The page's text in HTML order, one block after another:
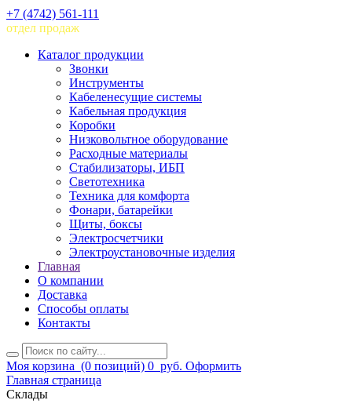
+7 (4742) 561-111
отдел продаж
Каталог продукции
Звонки
Инструменты
Кабеленесущие системы
Кабельная продукция
Коробки
Низковольтное оборудование
Расходные материалы
Стабилизаторы, ИБП
Светотехника
Техника для комфорта
Фонари, батарейки
Щиты, боксы
Электросчетчики
Электроустановочные изделия
Главная
О компании
Доставка
Способы оплаты
Контакты
Моя корзина (0 позиций) 0 руб. Оформить
Главная страница
Склады